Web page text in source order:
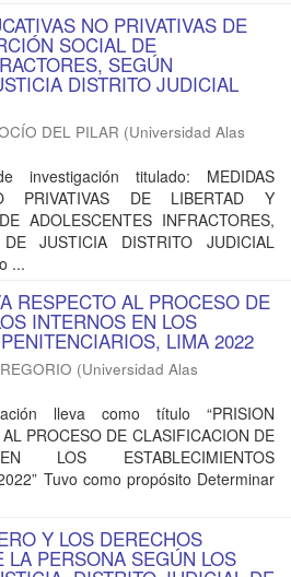
NO PRIVATIVAS DE
SOCIAL DE
SEGÚN
DISTRITO JUDICIAL
DEL PILAR (Universidad Alas
investigación titulado: MEDIDAS
PRIVATIVAS DE LIBERTAD Y
ADOLESCENTES INFRACTORES,
JUSTICIA DISTRITO JUDICIAL
...
RESPECTO AL PROCESO DE
INTERNOS EN LOS
LIMA 2022
(Universidad Alas
lleva como título “PRISION
PROCESO DE CLASIFICACION DE
LOS ESTABLECIMIENTOS
Tuvo como propósito Determinar
Y LOS DERECHOS
LA PERSONA SEGÚN LOS